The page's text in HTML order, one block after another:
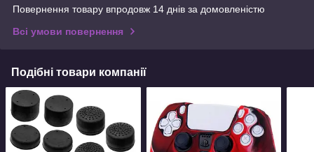
Повернення товару впродовж 14 днів за домовленістю
Всі умови повернення
Подібні товари компанії